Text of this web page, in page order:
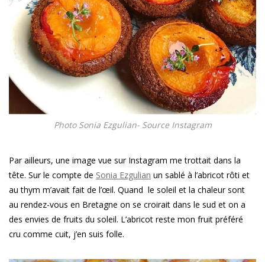
Photo Sonia Ezgulian- Source Instagram
Par ailleurs, une image vue sur Instagram me trottait dans la
tête. Sur le compte de Sonia Ezgulian un sablé à l’abricot rôti et
au thym m’avait fait de l’œil. Quand le soleil et la chaleur sont
au rendez-vous en Bretagne on se croirait dans le sud et on a
des envies de fruits du soleil. L’abricot reste mon fruit préféré
cru comme cuit, j’en suis folle.